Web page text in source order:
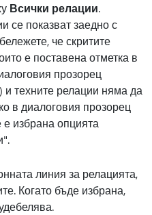
Всички релации.
се показват заедно с
че скритите
е поставена отметка в
прозорец
и техните релации няма да
в диалоговия прозорец
е избрана опцията
линия за релацията,
Когато бъде избрана,